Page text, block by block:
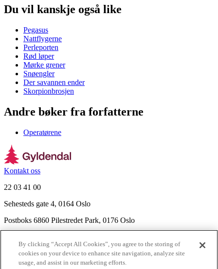
Du vil kanskje også like
Pegasus
Nattflygerne
Perleporten
Rød løper
Mørke grener
Snøengler
Der savannen ender
Skorpionbrosjen
Andre bøker fra forfatterne
Operatørene
Kontakt oss
22 03 41 00
Sehesteds gate 4, 0164 Oslo
Postboks 6860 Pilestredet Park, 0176 Oslo
Nyhetsbrev
Ledige stillinger
By clicking “Accept All Cookies”, you agree to the storing of
cookies on your device to enhance site navigation, analyze site
usage, and assist in our marketing efforts.